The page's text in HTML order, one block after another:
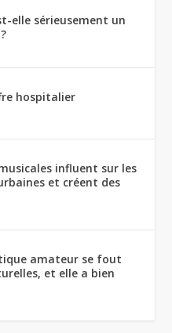
elle sérieusement un
hospitalier
influent sur les
et créent des
amateur se fout
et elle a bien